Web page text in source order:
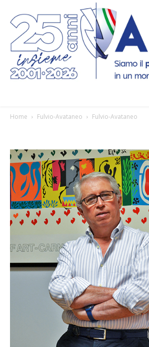
Home Fulvio-Avataneo Fulvio-Avataneo